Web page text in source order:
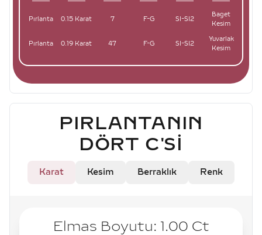
Pırlanta 0.15 Karat 7 F-G SI-SI2
Baget
Kesim
Pırlanta 0.19 Karat 47 F-G SI-SI2
Yuvarlak
Kesim
PIRLANTANIN
DÖRT C'SI
Karat Kesim Berraklık Renk
Elmas Boyutu: 1.00 Ct